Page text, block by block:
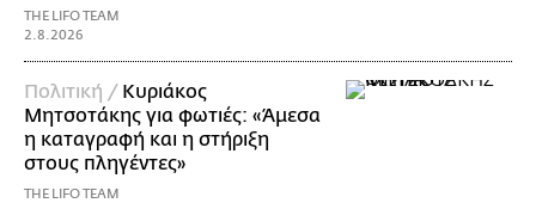
THE LIFO TEAM
2.8.2026
Πολιτική / Κυριάκος
Μητσοτάκης για φωτιές: «Άμεσα
η καταγραφή και η στήριξη
στους πληγέντες»
THE LIFO TEAM